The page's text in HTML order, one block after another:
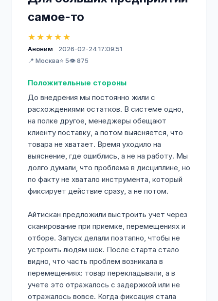
самое-то
★★★★★
Аноним
2026-02-24 17:09:51
📍 Москва⭐ 5👁️ 875
Положительные стороны
До внедрения мы постоянно жили с
расхождениями остатков. В системе одно,
на полке другое, менеджеры обещают
клиенту поставку, а потом выясняется, что
товара не хватает. Время уходило на
выяснение, где ошиблись, а не на работу. Мы
долго думали, что проблема в дисциплине, но
по факту не хватало инструмента, который
фиксирует действие сразу, а не потом.
Айтискан предложили выстроить учет через
сканирование при приемке, перемещениях и
отборе. Запуск делали поэтапно, чтобы не
устроить людям шок. После старта стало
видно, что часть проблем возникала в
перемещениях: товар перекладывали, а в
учете это отражалось с задержкой или не
отражалось вовсе. Когда фиксация стала